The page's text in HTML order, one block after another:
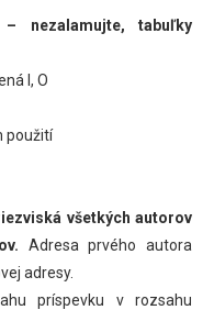
nezalamujte, tabuľky
l, O
použití
všetkých autorov
Adresa prvého autora
adresy.
príspevku v rozsahu